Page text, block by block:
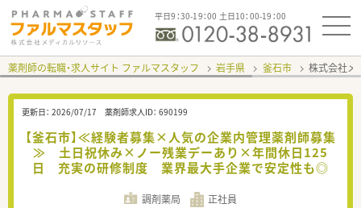
平日9：30-19：00 土日10：00-19：00
薬剤師の転職・求人サイト ファルマスタッフ 岩手県 釜石市 株式会社
更新日： 2026/07/17 薬剤師求人ID： 690199
【釜石市】≪経験者募集×人気の企業内管理薬剤師募集
≫ 土日祝休み×ノー残業デーあり×年間休日125
日 充実の研修制度 業界最大手企業で安定性も◎
調剤薬局 正社員